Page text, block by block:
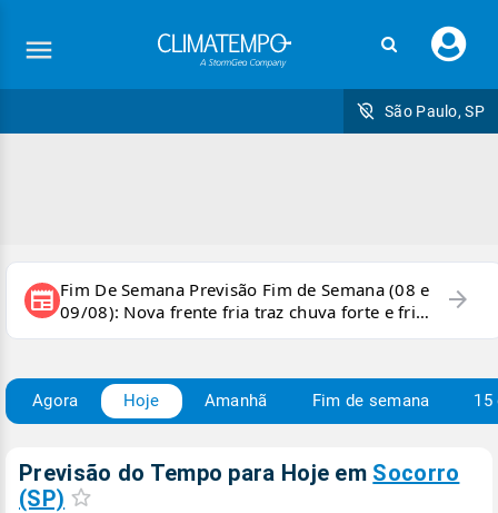
seu
São Paulo, SP
newspaper Fim De Semana Previsão Fim de Semana (08 e
09/08): Nova frente fria traz chuva forte e frio
para áreas do país
arrow_forward
Agora Hoje Amanhã Fim de semana 15
Previsão do Tempo para Hoje em Socorro
(SP)